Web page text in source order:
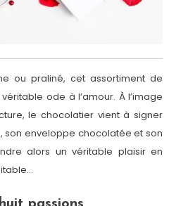
ou praliné, cet assortiment de
ode à l’amour. À l’image
le chocolatier vient à signer
enveloppe chocolatée et son
alors un véritable plaisir en